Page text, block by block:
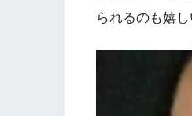
られるのも嬉し